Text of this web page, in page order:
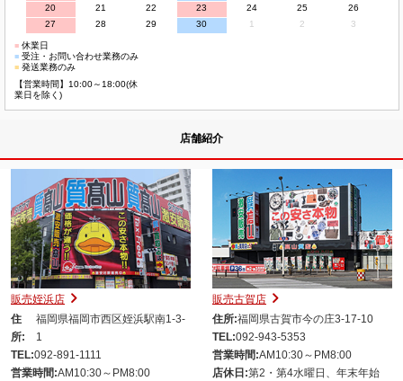
20
21 22 23 24 25
26
27
28 29 30 1 2 3
■休業日
■受注・お問い合わせ業務のみ
■発送業務のみ
【営業時間】10:00～18:00(休
業日を除く)
店舗紹介
販売姪浜店
住
所:
福岡県福岡市西区姪浜駅南1-3-
1
TEL:092-891-1111
営業時間:AM10:30～PM8:00
販売古賀店
住所:福岡県古賀市今の庄3-17-10
TEL:092-943-5353
営業時間:AM10:30～PM8:00
店休日:第2・第4水曜日、年末年始